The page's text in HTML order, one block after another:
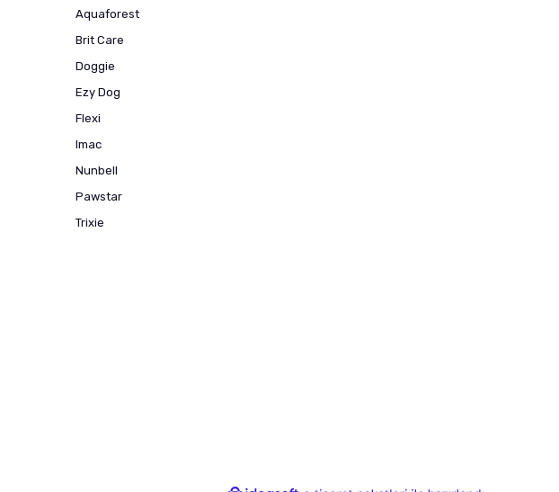
Aquaforest
Brit Care
Doggie
Ezy Dog
Flexi
Imac
Nunbell
Pawstar
Trixie